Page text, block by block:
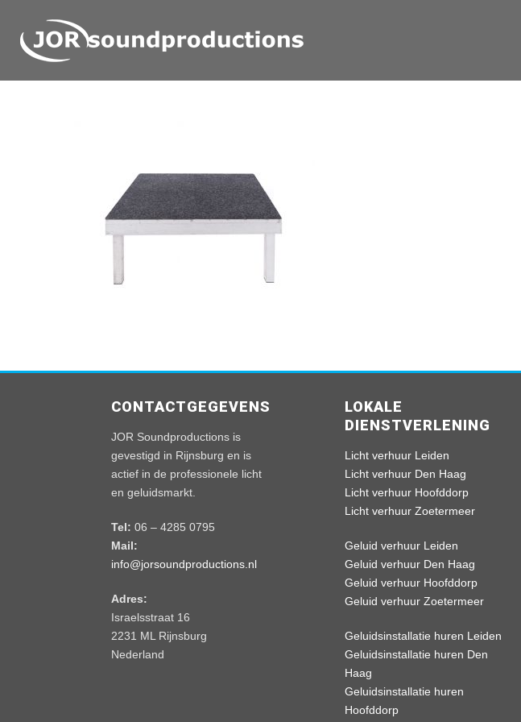
CONTACTGEGEVENS
JOR Soundproductions is
gevestigd in Rijnsburg en is
actief in de professionele licht
en geluidsmarkt.
Tel: 06 – 4285 0795
Mail:
info@jorsoundproductions.nl
Adres:
Israelsstraat 16
2231 ML Rijnsburg
Nederland
LOKALE
DIENSTVERLENING
Licht verhuur Leiden
Licht verhuur Den Haag
Licht verhuur Hoofddorp
Licht verhuur Zoetermeer
Geluid verhuur Leiden
Geluid verhuur Den Haag
Geluid verhuur Hoofddorp
Geluid verhuur Zoetermeer
Geluidsinstallatie huren Leiden
Geluidsinstallatie huren Den
Haag
Geluidsinstallatie huren
Hoofddorp